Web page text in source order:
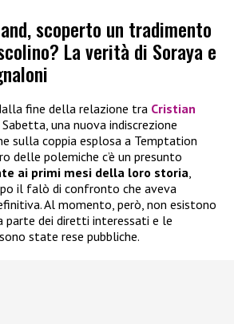
scoperto un tradimento
La verità di Soraya e
fine della relazione tra Cristian
Sabetta, una nuova indiscrezione
sulla coppia esplosa a Temptation
delle polemiche c’è un presunto
ai primi mesi della loro storia
il falò di confronto che aveva
Al momento, però, non esistono
parte dei diretti interessati e le
state rese pubbliche.